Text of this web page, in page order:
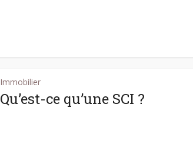
Immobilier
Qu’est-ce qu’une SCI ?